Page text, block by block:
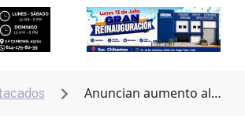

Anuncian aumento al